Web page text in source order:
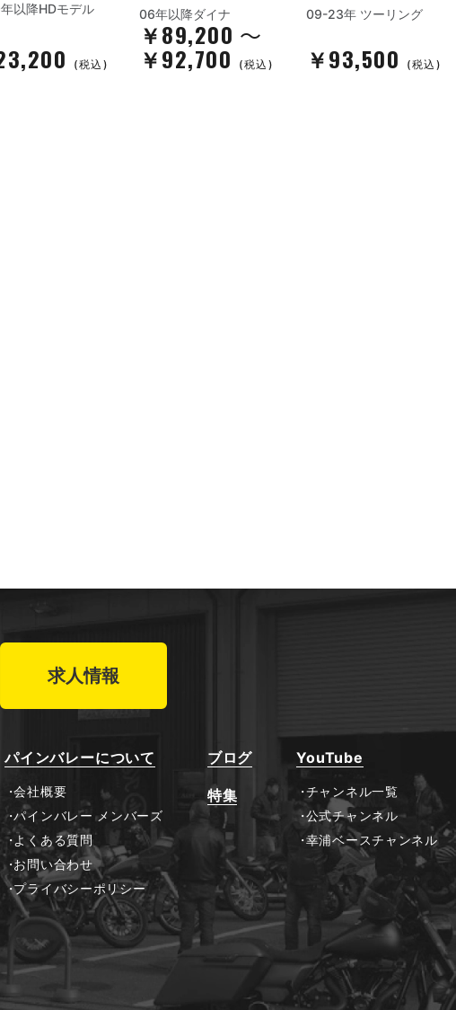
以降HDモデル
(税込)
06年以降ダイナ
￥89,200 ～
￥92,700 (税込)
09-23年 ツーリング
￥93,500 (税込)
求人情報
パインバレーについて
会社概要
パインバレー メンバーズ
よくある質問
お問い合わせ
プライバシーポリシー
ブログ
特集
YouTube
チャンネル一覧
公式チャンネル
幸浦ベースチャンネル